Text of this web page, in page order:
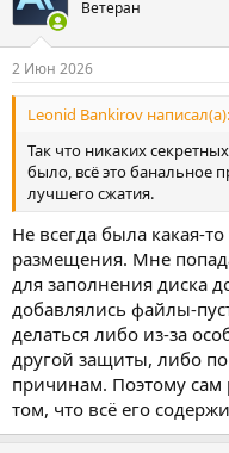
Ветеран
2 Июн 2026
Leonid Bankirov написал(а):
Так что никаких
было, всё это банальное
лучшего сжатия.
Не всегда была какая-
размещения. Мне
для заполнения диска
добавлялись файлы-
делаться либо из-за
другой защиты, либо
причинам. Поэтому сам
том, что всё его